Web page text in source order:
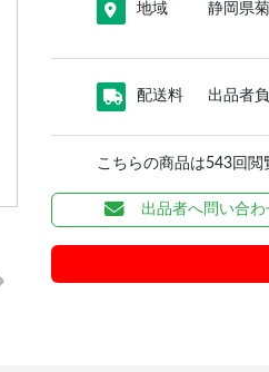
地域 静岡県
配送料 出品者
こちらの商品は543回
出品者へ問い合